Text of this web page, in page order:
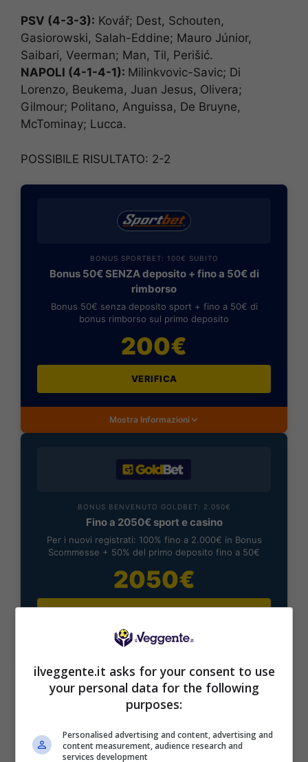
PSV (4-3-3): Kovář; Dest, Schouten,
Gasiorowski, Salah-Eddine; Mauro Júnior,
Saibari, Veerman; Man, Til, Perišić.
NAPOLI (4-1-4-1): Milinkvovic-Savic; Di
Lorenzo, Beukema, Juan Jesus, Olivera;
Gilmour; Politano, Anguissa, De Bruyne,
McTominay; Lucca.
POSSIBILE RISULTATO: 2-2
BONUS SPORTBET: 100€ SUBITO
Bonus 50€ SENZA deposito + fino a 50€ di
rimborso
Bonus 50€ senza deposito sport + fino a 50€ di
bonus rimborso sul primo deposito
200€
VERIFICA
Mostra Informazioni
BONUS BENVENUTO GOLDBET: 2.050€
Fino a 2050€ sport e casino
Per i nuovi registrati: 100% fino a 2.000€ in Bonus
Scommesse + 50% del primo deposito fino a 50€
2050€
BONUS BENVENUTO LOTTOMATICA: 2050€
Fino a 2050€ bonus scommesse e sport
ilveggente.it asks for your consent to use
your personal data for the following
purposes:
Personalised advertising and content, advertising and
content measurement, audience research and
services development